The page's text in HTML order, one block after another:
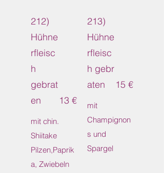
212)
Hühne
rfleisc
h
gebrat
en
mit chin.
Shiitake
Pilzen,Paprik
a, Zwiebeln
13 €
213)
Hühne
rfleisc
h gebr
aten
mit
Champignon
s und
Spargel
15 €